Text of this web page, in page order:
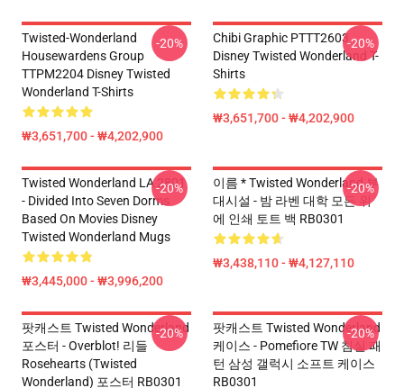
Twisted-Wonderland
Housewardens Group
TTPM2204 Disney Twisted
Wonderland T-Shirts
₩3,651,700 - ₩4,202,900
-20%
Chibi Graphic PTTT2603
Disney Twisted Wonderland T-
Shirts
₩3,651,700 - ₩4,202,900
-20%
Twisted Wonderland LA 2801
- Divided Into Seven Dorms
Based On Movies Disney
Twisted Wonderland Mugs
₩3,445,000 - ₩3,996,200
-20%
이름 * Twisted Wonderland 부
대시설 - 밤 라벤 대학 모든 위
에 인쇄 토트 백 RB0301
₩3,438,110 - ₩4,127,110
-20%
팟캐스트 Twisted Wonderland
포스터 - Overblot! 리들
Rosehearts (Twisted
Wonderland) 포스터 RB0301
-20%
팟캐스트 Twisted Wonderland
케이스 - Pomefiore TW 침실 패
턴 삼성 갤럭시 소프트 케이스
RB0301
-20%